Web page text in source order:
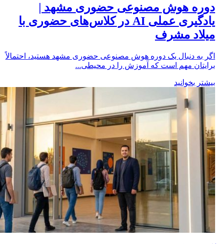
دوره هوش مصنوعی حضوری مشهد |
یادگیری عملی AI در کلاس‌های حضوری با
میلاد مشرف
اگر به دنبال یک دوره هوش مصنوعی حضوری مشهد هستید، احتمالاً
برایتان مهم است که آموزش را در محیطی...
بیشتر بخوانید